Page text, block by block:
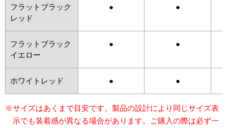
フラットブラック
レッド
● ●
フラットブラック
イエロー
● ●
ホワイトレッド ● ●
※サイズはあくまで目安です。製品の設計により同じサイズ表
示でも装着感が異なる場合があります。ご購入の際は必ず一